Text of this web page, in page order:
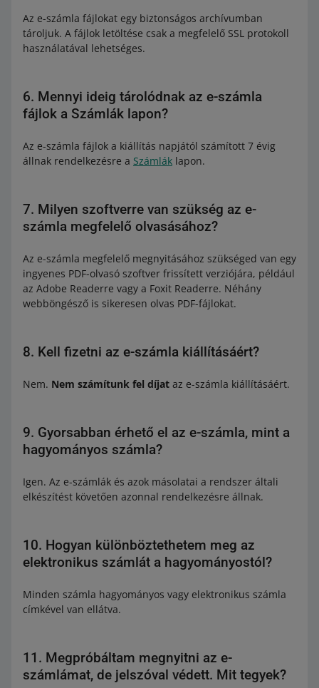
Az e-számla fájlokat egy biztonságos archívumban
tároljuk. A fájlok letöltése csak a megfelelő SSL protokoll
használatával lehetséges.
6. Mennyi ideig tárolódnak az e-számla
fájlok a Számlák lapon?
Az e-számla fájlok a kiállítás napjától számított 7 évig
állnak rendelkezésre a Számlák lapon.
7. Milyen szoftverre van szükség az e-
számla megfelelő olvasásához?
Az e-számla megfelelő megnyitásához szükséged van egy
ingyenes PDF-olvasó szoftver frissített verziójára, például
az Adobe Readerre vagy a Foxit Readerre. Néhány
webböngésző is sikeresen olvas PDF-fájlokat.
8. Kell fizetni az e-számla kiállításáért?
Nem. Nem számítunk fel díjat az e-számla kiállításáért.
9. Gyorsabban érhető el az e-számla, mint a
hagyományos számla?
Igen. Az e-számlák és azok másolatai a rendszer általi
elkészítést követően azonnal rendelkezésre állnak.
10. Hogyan különböztethetem meg az
elektronikus számlát a hagyományostól?
Minden számla hagyományos vagy elektronikus számla
címkével van ellátva.
11. Megpróbáltam megnyitni az e-
számlámat, de jelszóval védett. Mit tegyek?